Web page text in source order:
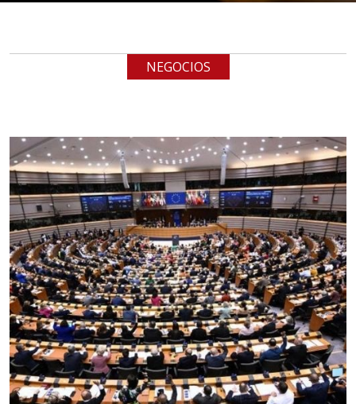
cualquiera
Empresa en Jalisco
Requiere:
LOGÍSTICA DE CARGA LLAVE
EN MANO
Especificaciones:
cualquiera
Aplicar al Requerimiento
Empresa en Jalisco
Requiere:
NEGOCIOS